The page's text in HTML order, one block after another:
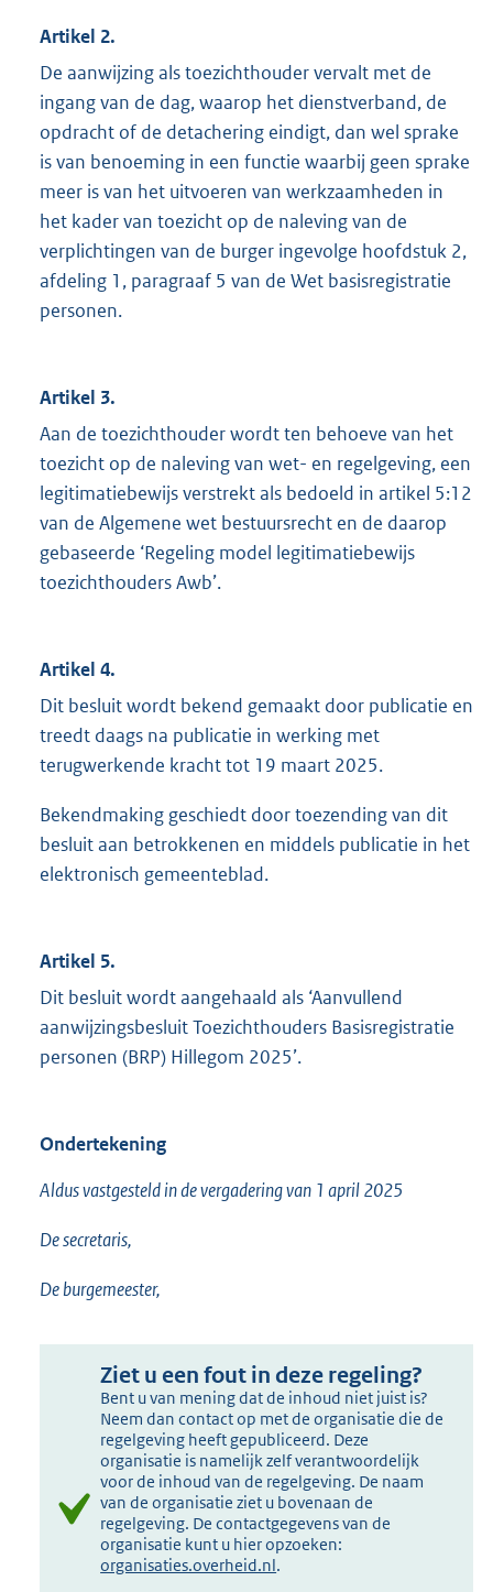
Artikel 2.
De aanwijzing als toezichthouder vervalt met de
ingang van de dag, waarop het dienstverband, de
opdracht of de detachering eindigt, dan wel sprake
is van benoeming in een functie waarbij geen sprake
meer is van het uitvoeren van werkzaamheden in
het kader van toezicht op de naleving van de
verplichtingen van de burger ingevolge hoofdstuk 2,
afdeling 1, paragraaf 5 van de Wet basisregistratie
personen.
Artikel 3.
Aan de toezichthouder wordt ten behoeve van het
toezicht op de naleving van wet- en regelgeving, een
legitimatiebewijs verstrekt als bedoeld in artikel 5:12
van de Algemene wet bestuursrecht en de daarop
gebaseerde ‘Regeling model legitimatiebewijs
toezichthouders Awb’.
Artikel 4.
Dit besluit wordt bekend gemaakt door publicatie en
treedt daags na publicatie in werking met
terugwerkende kracht tot 19 maart 2025.
Bekendmaking geschiedt door toezending van dit
besluit aan betrokkenen en middels publicatie in het
elektronisch gemeenteblad.
Artikel 5.
Dit besluit wordt aangehaald als ‘Aanvullend
aanwijzingsbesluit Toezichthouders Basisregistratie
personen (BRP) Hillegom 2025’.
Ondertekening
Aldus vastgesteld in de vergadering van 1 april 2025
De secretaris,
De burgemeester,
Ziet u een fout in deze regeling?
Bent u van mening dat de inhoud niet juist is?
Neem dan contact op met de organisatie die de
regelgeving heeft gepubliceerd. Deze
organisatie is namelijk zelf verantwoordelijk
voor de inhoud van de regelgeving. De naam
van de organisatie ziet u bovenaan de
regelgeving. De contactgegevens van de
organisatie kunt u hier opzoeken:
organisaties.overheid.nl.